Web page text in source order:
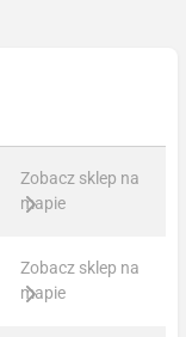
Zobacz sklep na
mapie
Zobacz sklep na
mapie